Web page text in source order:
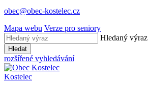
obec@obec-kostelec.cz
Mapa webu Verze pro seniory
Hledaný výraz
Hledat
rozšířené vyhledávání
Kostelec